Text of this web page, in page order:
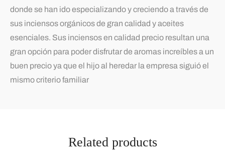
donde se han ido especializando y creciendo a través de
sus inciensos orgánicos de gran calidad y aceites
esenciales. Sus inciensos en calidad precio resultan una
gran opción para poder disfrutar de aromas increíbles a un
buen precio ya que el hijo al heredar la empresa siguió el
mismo criterio familiar
Related products